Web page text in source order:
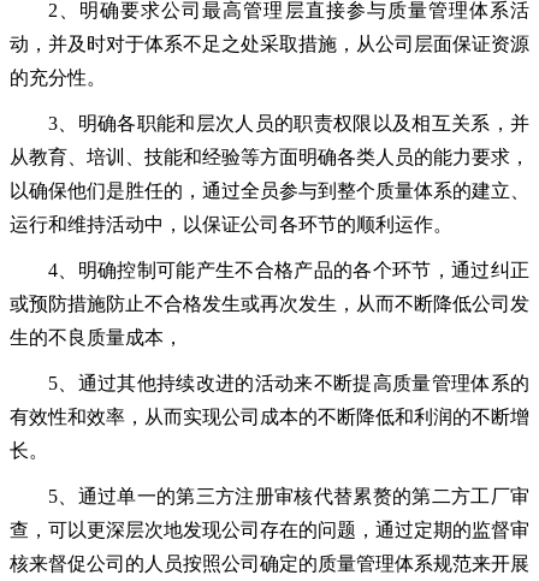
2、明确要求公司最高管理层直接参与质量管理体系活
动 ， 并及时对于体系不足之处采取措施，从公司层面保证资源
的充分性。
3、明确各职能和层次人员的职责权限以及相互关系，并
从教育、培训、技能和经验等方面明确各类人员的能力要求，
以确保他们是胜任的，通过全员参与到整个质量体系的建立、
运行和维持活动中，以保证公司各环节的顺利运作。
4、明确控制可能产生不合格产品的各个环节，通过纠正
或预防措施防止不合格发生或再次发生，从而不断降低公司发
生的不良质量成本，
5、 通过其他持续改进的活动来不断提高质量管理体系的
有效性和效率，从而实现公司成本的不断降低和利润的不断增
长。
5、通过单一的第三方注册审核代替累赘的第二方工厂审
查，可以更深层次地发现公司存在的问题，通过定期的监督审
核来督促公司的人员按照公司确定的质量管理体系规范来开展